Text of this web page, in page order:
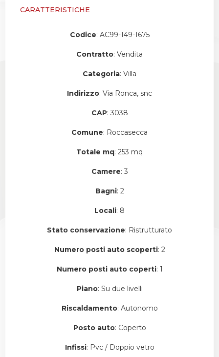
CARATTERISTICHE
Codice: AC99-149-1675
Contratto: Vendita
Categoria: Villa
Indirizzo: Via Ronca, snc
CAP: 3038
Comune: Roccasecca
Totale mq: 253 mq
Camere: 3
Bagni: 2
Locali: 8
Stato conservazione: Ristrutturato
Numero posti auto scoperti: 2
Numero posti auto coperti: 1
Piano: Su due livelli
Riscaldamento: Autonomo
Posto auto: Coperto
Infissi: Pvc / Doppio vetro